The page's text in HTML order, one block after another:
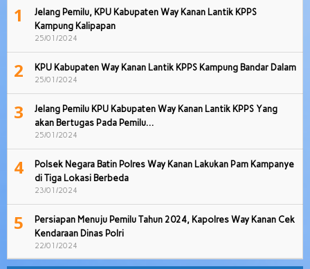
1
Jelang Pemilu, KPU Kabupaten Way Kanan Lantik KPPS
Kampung Kalipapan
25/01/2024
2 KPU Kabupaten Way Kanan Lantik KPPS Kampung Bandar Dalam
25/01/2024
3
Jelang Pemilu KPU Kabupaten Way Kanan Lantik KPPS Yang
akan Bertugas Pada Pemilu…
25/01/2024
4
Polsek Negara Batin Polres Way Kanan Lakukan Pam Kampanye
di Tiga Lokasi Berbeda
23/01/2024
5
Persiapan Menuju Pemilu Tahun 2024, Kapolres Way Kanan Cek
Kendaraan Dinas Polri
22/01/2024